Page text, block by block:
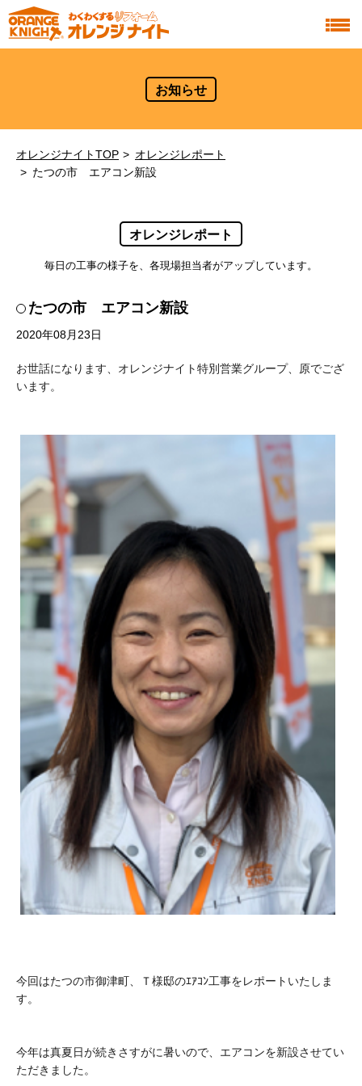
お知らせ
オレンジナイトTOP
オレンジレポート
たつの市 エアコン新設
オレンジレポート
毎日の工事の様子を、各現場担当者がアップしています。
たつの市 エアコン新設
2020年08月23日
お世話になります、オレンジナイト特別営業グループ、原でござ
います。
今回はたつの市御津町、Ｔ様邸のｴｱｺﾝ工事をレポートいたしま
す。
今年は真夏日が続きさすがに暑いので、エアコンを新設させてい
ただきました。